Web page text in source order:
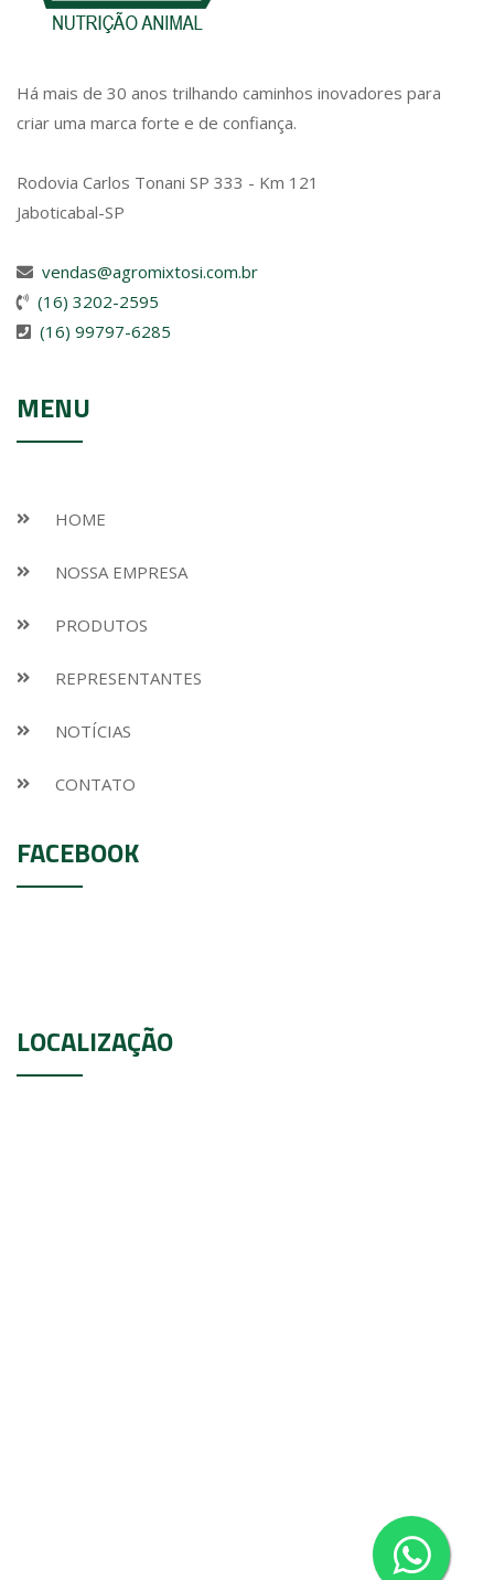
Há mais de 30 anos trilhando caminhos inovadores para
criar uma marca forte e de confiança.
Rodovia Carlos Tonani SP 333 - Km 121
Jaboticabal-SP
vendas@agromixtosi.com.br
(16) 3202-2595
(16) 99797-6285
MENU
HOME
NOSSA EMPRESA
PRODUTOS
REPRESENTANTES
NOTÍCIAS
CONTATO
FACEBOOK
LOCALIZAÇÃO